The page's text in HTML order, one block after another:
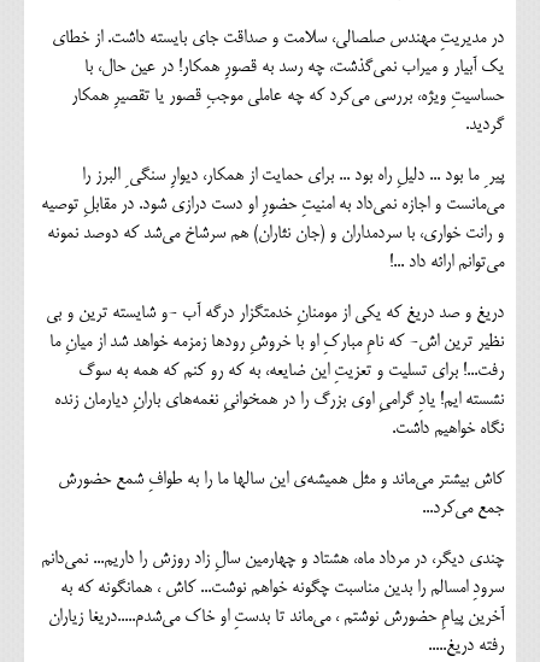
در مدیریتِ مهندس صلصالی، سلامت و صداقت جای بایسته داشت. از خطای
یک آبیار و میراب نمی‌گذشت، چه رسد به قصورِ همکار! در عین حال، با
حساسیتِ ویژه، بررسی می‌کرد که چه عاملی موجبِ قصور یا تقصیرِ همکار
گردید.
پیر ِ ما بود ... دلیلِ راه بود ... برای حمایت از همکار، دیوارِ سنگی ِ البرز را
می‌مانست و اجازه نمی‌داد به امنیتِ حضورِ او دست درازی شود. در مقابلِ توصیه
و رانت خواری، با سردمداران و (جان نثاران) هم سرشاخ می‌شد که دوصد نمونه
می‌توانم ارائه داد ...!
دریغ و صد دریغ که یکی از مومنانِ خدمتگزار درگه آب -و شایسته ترین و بی
نظیر ترین اش- که نامِ مبارکِ او با خروشِ رودها زمزمه خواهد شد از میانِ ما
رفت...! برای تسلیت و تعزیتِ این ضایعه، به که رو کنم که همه به سوگ
نشسته ایم! یادِ گرامیِ اوی بزرگ را در همخوانیِ نغمه‌های بارانِ دیارمان زنده
نگاه خواهیم داشت.
کاش بیشتر می‌ماند و مثل همیشه‌ی این سالها ما را به طوافِ شمع حضورش
جمع می‌کرد...
چندی دیگر، در مرداد ماه، هشتاد و چهارمین سالِ زاد روزش را داریم... نمی‌دانم
سرودِ امسالم را بدین مناسبت چگونه خواهم نوشت... کاش ، همانگونه که به
آخرین پیامِ حضورش نوشتم ، می‌ماند تا بدستِ او خاک می‌شدم.....دریغا زیاران
رفته دریغ.....